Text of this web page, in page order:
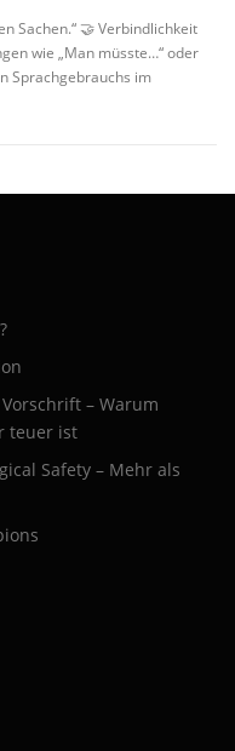
Sachen.“ 🤝 Verbindlichkeit
wie „Man müsste…“ oder
Sprachgebrauchs im
– Warum
teuer ist
Safety – Mehr als